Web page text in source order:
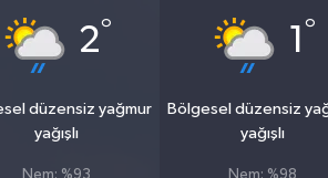
2°
düzensiz yağmur
yağışlı
1 °
Bölgesel düzensiz
yağışlı